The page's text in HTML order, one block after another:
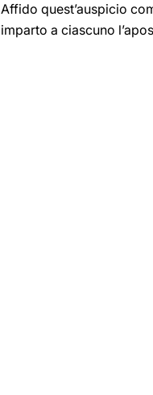
Affido quest’auspicio
imparto a ciascuno